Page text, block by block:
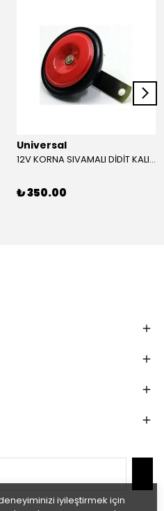
iyileştirmek için
Universal
12V KORNA SIVAMALI DİDİT KALIN SESLİ (KIRMIZI)
₺ 350.00